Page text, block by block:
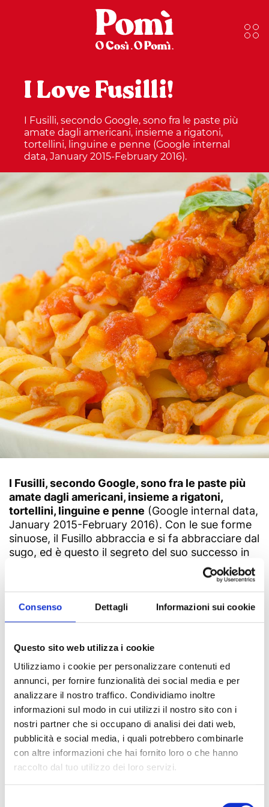
Consenso Dettagli Informazioni sui cookie
Questo sito web utilizza i cookie
Utilizziamo i cookie per personalizzare contenuti ed
annunci, per fornire funzionalità dei social media e per
analizzare il nostro traffico. Condividiamo inoltre
informazioni sul modo in cui utilizzi il nostro sito con i
nostri partner che si occupano di analisi dei dati web,
pubblicità e social media, i quali potrebbero combinarle
con altre informazioni che hai fornito loro o che hanno
raccolto dal tuo utilizzo dei loro servizi.
I Love Fusilli!
I Fusilli, secondo Google, sono fra le paste più
amate dagli americani, insieme a rigatoni,
tortellini, linguine e penne (Google internal
data, January 2015-February 2016).
I Fusilli, secondo Google, sono fra le paste più
amate dagli americani, insieme a rigatoni,
tortellini, linguine e penne (Google internal data,
January 2015-February 2016). Con le sue forme
sinuose, il Fusillo abbraccia e si fa abbracciare dal
sugo, ed è questo il segreto del suo successo in
L’arte di fare i Fusilli ha almeno quattro secoli.
Gli originali
provengono dall’Italia meridionale,
devono il nome al fuso attorno a cui l’impasto
Oggi vengono prodotti con acqua e farina e sono
inseriti fra i Prodotti Agroalimentari Tradizionali
italiani.
La leggenda del Fusiddo di Gioi
Nella zona del Cilento, in Campania, il Fusillo
prende il nome dialettale di “Fusiddo”.
Qui la pasta viene prodotta ancora a mano, con